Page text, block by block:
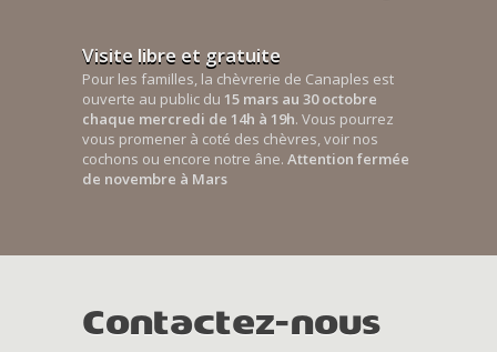
Visite libre et gratuite
Pour les familles, la chèvrerie de Canaples est
ouverte au public du 15 mars au 30 octobre
chaque mercredi de 14h à 19h. Vous pourrez
vous promener à coté des chèvres, voir nos
cochons ou encore notre âne. Attention fermée
de novembre à Mars
Contactez-nous